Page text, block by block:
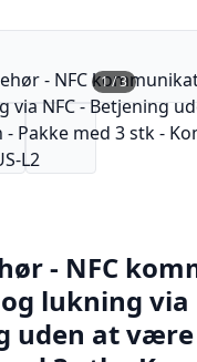
1/3
- NFC
lukning via
uden at